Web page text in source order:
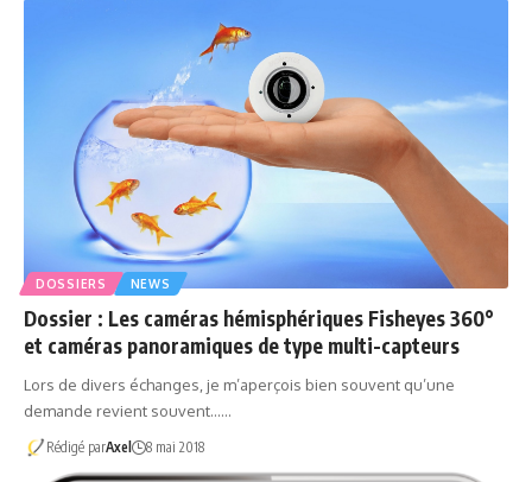
DOSSIERS NEWS
Dossier : Les caméras hémisphériques Fisheyes 360°
et caméras panoramiques de type multi-capteurs
Lors de divers échanges, je m’aperçois bien souvent qu’une
demande revient souvent……
Rédigé parAxel 8 mai 2018